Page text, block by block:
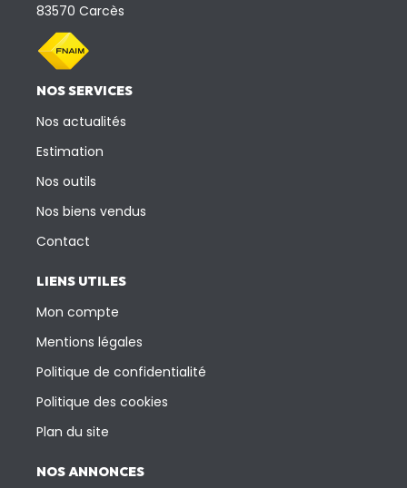
83570 Carcès
NOS SERVICES
Nos actualités
Estimation
Nos outils
Nos biens vendus
Contact
LIENS UTILES
Mon compte
Mentions légales
Politique de confidentialité
Politique des cookies
Plan du site
NOS ANNONCES